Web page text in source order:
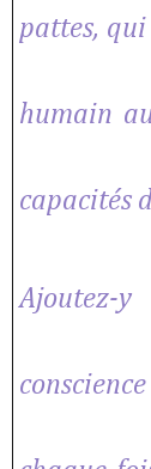
pattes, qui
humain
capacités
Ajoutez-